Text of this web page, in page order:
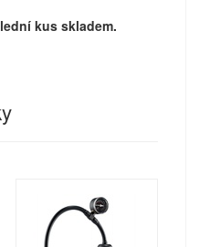
kus skladem.